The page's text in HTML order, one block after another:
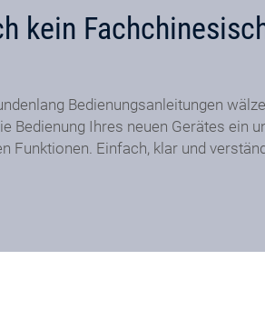
kein
Bedienungsanleitungen
Bedienung Ihres neuen Gerätes ein
Funktionen. Einfach, klar und